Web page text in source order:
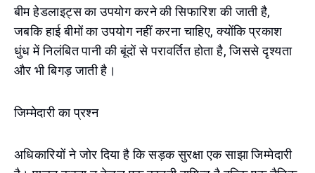
बीम हेडलाइट्स का उपयोग करने की सिफारिश की जाती है,
जबकि हाई बीमों का उपयोग नहीं करना चाहिए, क्योंकि प्रकाश
धुंध में निलंबित पानी की बूंदों से परावर्तित होता है, जिससे दृश्यता
और भी बिगड़ जाती है।
जिम्मेदारी का प्रश्न
अधिकारियों ने जोर दिया है कि सड़क सुरक्षा एक साझा जिम्मेदारी